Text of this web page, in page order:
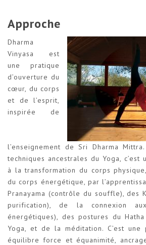
Approche
Dharma
Vinyasa est
une pratique
d’ouverture du
cœur, du corps
et de l’esprit,
inspirée de
l’enseignement de Sri Dharma
techniques ancestrales du Yoga,
à la transformation du corps
du corps énergétique, par
Pranayama (contrôle du souffle), des
purification), de la connexion
énergétiques), des postures du
Yoga, et de la méditation. C’est
équilibre force et équanimité,